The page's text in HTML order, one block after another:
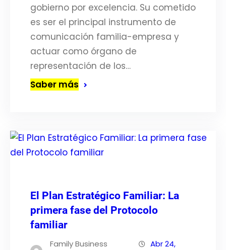
gobierno por excelencia. Su cometido
es ser el principal instrumento de
comunicación familia-empresa y
actuar como órgano de
representación de los…
Saber más
El Plan Estratégico Familiar: La
primera fase del Protocolo
familiar
Family Business Abr 24,